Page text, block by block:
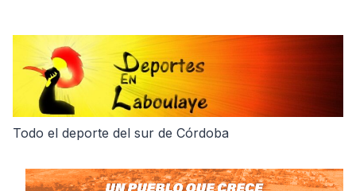
Todo el deporte del sur de Córdoba